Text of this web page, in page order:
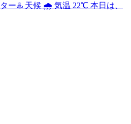
ー♨️ 天候 🌧️ 気温 22℃ 本日は、